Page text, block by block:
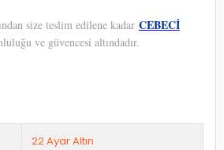
size teslim edilene kadar CEBECİ
ve güvencesi altındadır.
22 Ayar Altın